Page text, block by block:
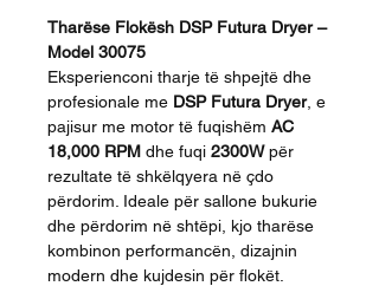
Tharëse Flokësh DSP Futura Dryer –
Model 30075
Eksperienconi tharje të shpejtë dhe
profesionale me DSP Futura Dryer, e
pajisur me motor të fuqishëm AC
18,000 RPM dhe fuqi 2300Wpër
rezultate të shkëlqyera në çdo
përdorim. Ideale për sallone bukurie
dhe përdorim në shtëpi, kjo tharëse
kombinon performancën, dizajnin
modern dhe kujdesin për flokët.